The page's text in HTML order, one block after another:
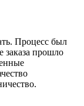
Процесс был
прошло